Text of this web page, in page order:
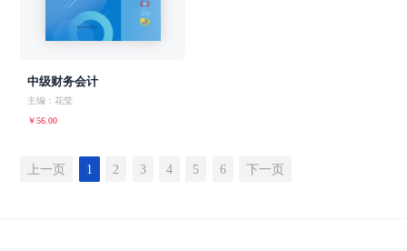
中级财务会计
主编：花莹
￥56.00
上一页 1 2 3 4 5 6 下一页